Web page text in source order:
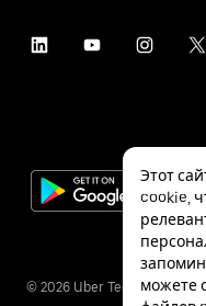
© 2026 Uber Technologies
Этот
cookie,
можете